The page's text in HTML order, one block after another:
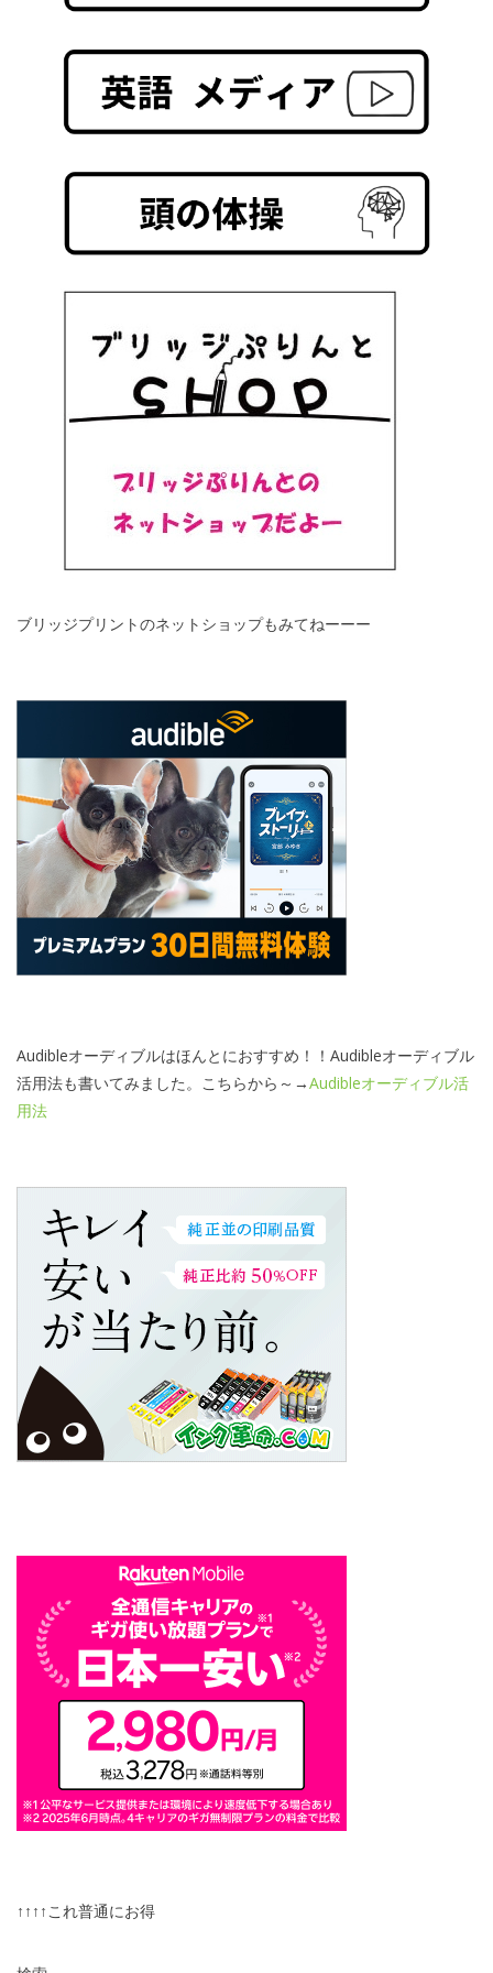
ブリッジプリントのネットショップもみてねーーー
Audibleオーディブルはほんとにおすすめ！！Audibleオーディブル
活用法も書いてみました。こちらから～→Audibleオーディブル活
用法
↑↑↑↑これ普通にお得